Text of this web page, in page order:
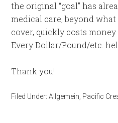
the original “goal” has
medical care, beyond
cover, quickly costs
Every Dollar/Pound/etc.
Thank you!
Filed Under:Allgemein Pacific